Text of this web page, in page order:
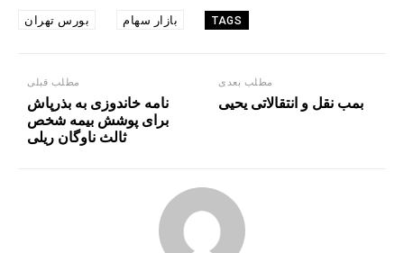
TAGS بازار سهام بورس تهران
مطلب قبلی
نامه خاندوزی به بذرپاش
برای پوشش بیمه شخص
ثالث ناوگان ریلی
مطلب بعدی
بمب نقل و انتقالاتی یحیی